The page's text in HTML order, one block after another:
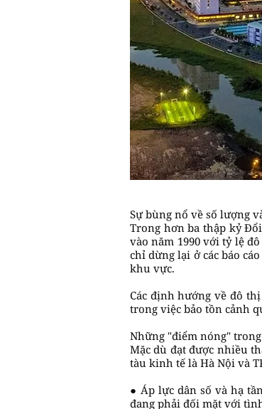
Sự bùng nổ về số lượng
Trong hơn ba thập kỷ
vào năm 1990 với tỷ lệ
chỉ dừng lại ở các báo
khu vực.
Các định hướng về đô
trong việc bảo tồn cảnh
Những "điểm nóng"
Mặc dù đạt được nhiều
tàu kinh tế là Hà Nội và
● Áp lực dân số và hạ
đang phải đối mặt với